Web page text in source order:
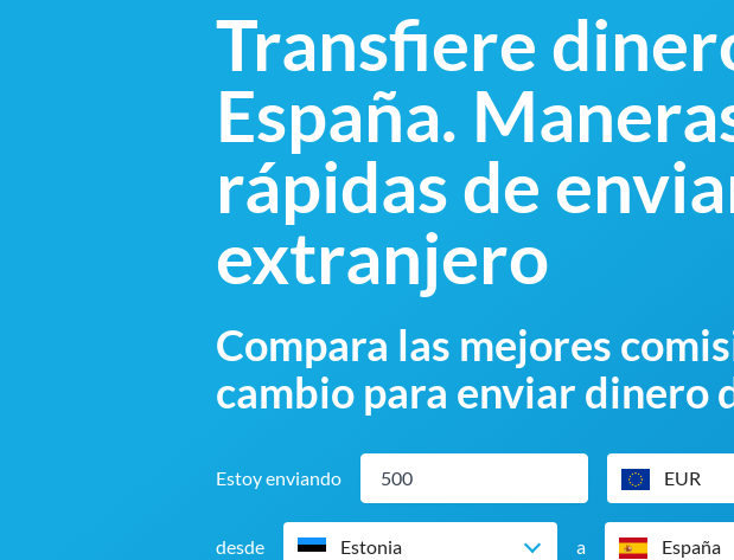
Transfiere
España.
rápidas de
extranjero
Compara las mejores
cambio para enviar dinero
Estoy enviando EUR
desde Estonia a España